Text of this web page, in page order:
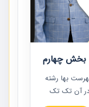
بخش چهارم
بها رشته
در آن تک تک
است. این